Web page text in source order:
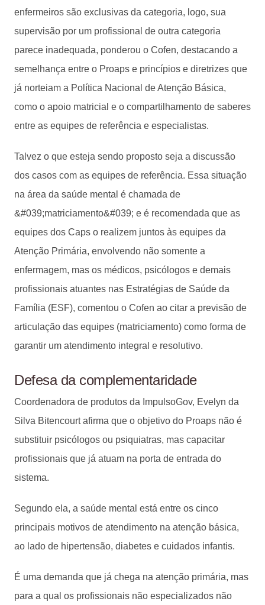
enfermeiros são exclusivas da categoria, logo, sua
supervisão por um profissional de outra categoria
parece inadequada, ponderou o Cofen, destacando a
semelhança entre o Proaps e princípios e diretrizes que
já norteiam a Política Nacional de Atenção Básica,
como o apoio matricial e o compartilhamento de saberes
entre as equipes de referência e especialistas.
Talvez o que esteja sendo proposto seja a discussão
dos casos com as equipes de referência. Essa situação
na área da saúde mental é chamada de
&#039;matriciamento&#039; e é recomendada que as
equipes dos Caps o realizem juntos às equipes da
Atenção Primária, envolvendo não somente a
enfermagem, mas os médicos, psicólogos e demais
profissionais atuantes nas Estratégias de Saúde da
Família (ESF), comentou o Cofen ao citar a previsão de
articulação das equipes (matriciamento) como forma de
garantir um atendimento integral e resolutivo.
Defesa da complementaridade
Coordenadora de produtos da ImpulsoGov, Evelyn da
Silva Bitencourt afirma que o objetivo do Proaps não é
substituir psicólogos ou psiquiatras, mas capacitar
profissionais que já atuam na porta de entrada do
sistema.
Segundo ela, a saúde mental está entre os cinco
principais motivos de atendimento na atenção básica,
ao lado de hipertensão, diabetes e cuidados infantis.
É uma demanda que já chega na atenção primária, mas
para a qual os profissionais não especializados não